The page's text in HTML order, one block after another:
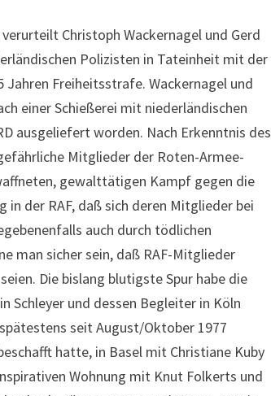
Christoph Wackernagel und Gerd
Polizisten in Tateinheit mit der
Freiheitsstrafe. Wackernagel und
einer Schießerei mit niederländischen
ausgeliefert worden. Nach Erkenntnis des
Mitglieder der Roten-Armee-
gewalttätigen Kampf gegen die
in der RAF, daß sich deren Mitglieder bei
auch durch tödlichen
man sicher sein, daß RAF-Mitglieder
Die bislang blutigste Spur habe die
Schleyer und dessen Begleiter in Köln
seit August/Oktober 1977
hatte, in Basel mit Christiane Kuby
Wohnung mit Knut Folkerts und